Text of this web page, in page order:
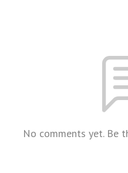
No comments yet. Be